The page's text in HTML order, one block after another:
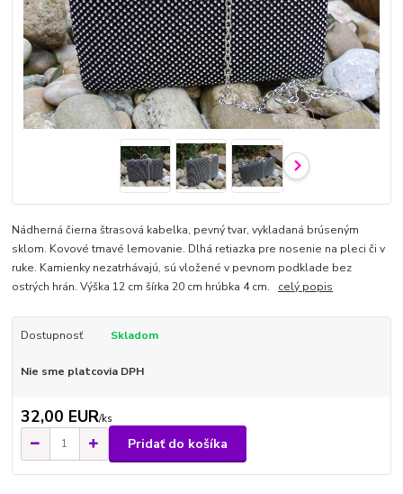
Nádherná čierna štrasová kabelka, pevný tvar, vykladaná brúseným
sklom. Kovové tmavé lemovanie. Dlhá retiazka pre nosenie na pleci či v
ruke. Kamienky nezatrhávajú, sú vložené v pevnom podklade bez
ostrých hrán. Výška 12 cm šírka 20 cm hrúbka 4 cm. celý popis
Dostupnosť Skladom
Nie sme platcovia DPH
32,00 EUR/ks
Pridať do košíka